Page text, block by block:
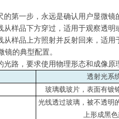
的第一步，永远是确认用户显微镜
从样品下方穿过，适用于观察透
从样品上方照射并反射回来，适
镜的典型配置。
光路，要求使用物理形态和成像原
透射光系
玻璃载玻片，表面有镀
光线透过玻璃，被不透明
上形成黑色